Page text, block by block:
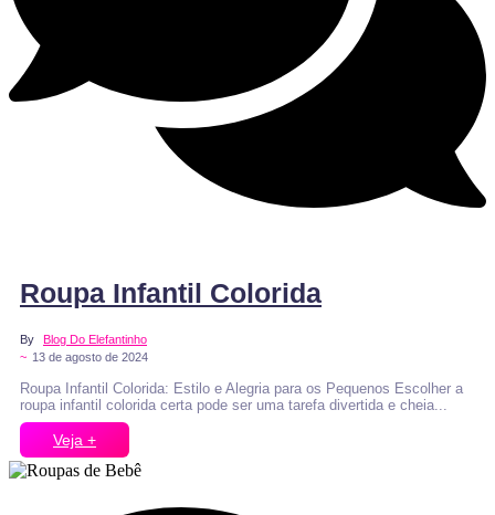
Roupa Infantil Colorida
By
Blog Do Elefantinho
~ 13 de agosto de 2024
Roupa Infantil Colorida: Estilo e Alegria para os Pequenos Escolher a
roupa infantil colorida certa pode ser uma tarefa divertida e cheia...
Veja +